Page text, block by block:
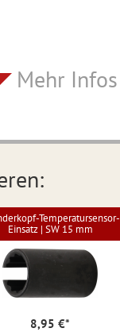
Mehr Infos
Temperatursensor-
Einsatz | SW 15 mm
8,95 €*